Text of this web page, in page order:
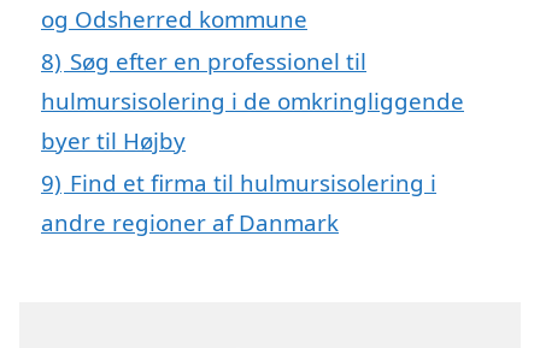
og Odsherred kommune
8) Søg efter en professionel til
hulmursisolering i de omkringliggende
byer til Højby
9) Find et firma til hulmursisolering i
andre regioner af Danmark